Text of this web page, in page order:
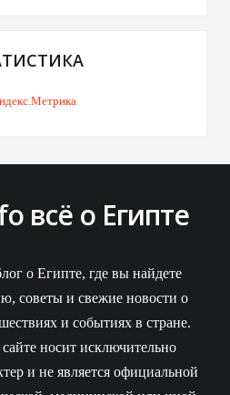
всё о Египте
о Египте, где вы найдете
советы и свежие новости о
и событиях в стране.
носит исключительно
и не является официальной